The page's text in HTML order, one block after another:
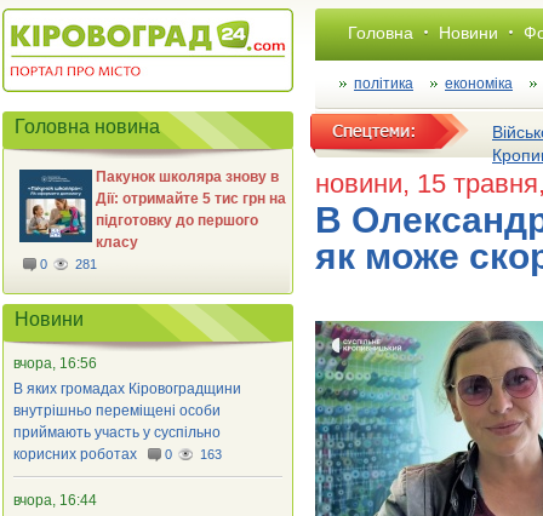
Головна Новини
політика економіка
новини, 15
В
як може
Головна новина
Пакунок школяра знову в
Дії: отримайте 5 тис грн на
підготовку до першого
класу
0 281
Новини
вчора, 16:56
В яких громадах Кіровоградщини
внутрішньо переміщені особи
приймають участь у суспільно
корисних роботах
0 163
вчора, 16:44